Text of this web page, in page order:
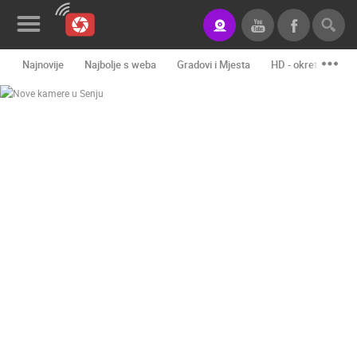
Novosti&Blog
Najnovije Najbolje s weba Gradovi i Mjesta HD - okretne